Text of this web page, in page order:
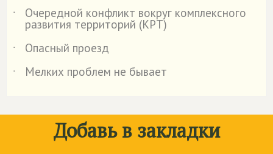
˙
Очередной конфликт вокруг комплексного
развития территорий (КРТ)
˙
Опасный проезд
˙
Мелких проблем не бывает
Добавь в закладки